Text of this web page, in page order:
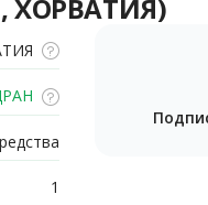
ХОРВАТИЯ)
1